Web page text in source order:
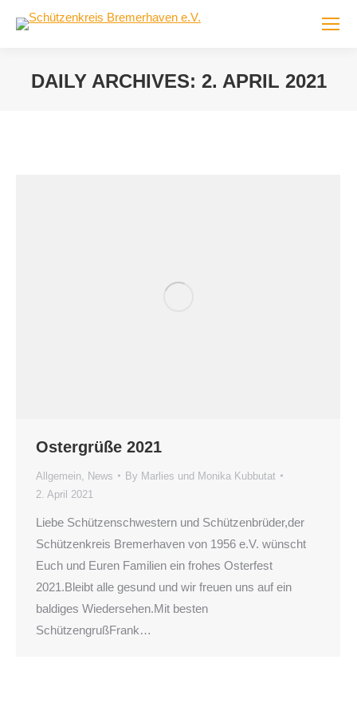
DAILY ARCHIVES: 2. APRIL 2021
Ostergrüße 2021
Allgemein News By Marlies und Monika Kubbutat
2. April 2021
Liebe Schützenschwestern und Schützenbrüder,der
Schützenkreis Bremerhaven von 1956 e.V. wünscht
Euch und Euren Familien ein frohes Osterfest
2021.Bleibt alle gesund und wir freuen uns auf ein
baldiges Wiedersehen.Mit besten
SchützengrußFrank…